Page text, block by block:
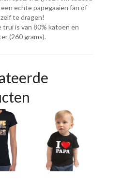
echte papegaaien fan of
te dragen!
trui is van 80% katoen en
(260 grams).